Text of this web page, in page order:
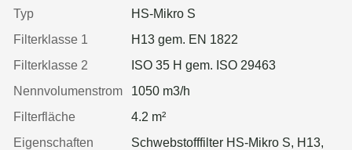
Typ
HS-Mikro S
Filterklasse 1
H13 gem. EN 1822
Filterklasse 2
ISO 35 H gem. ISO 29463
Nennvolumenstrom
1050 m3/h
Filterfläche
4.2 m²
Eigenschaften
Schwebstofffilter HS-Mikro S, H13,